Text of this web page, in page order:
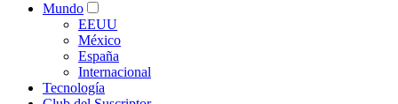
Mundo
EEUU
México
España
Internacional
Tecnología